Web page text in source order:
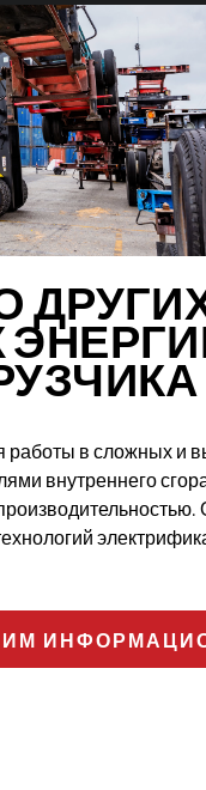
работы в сложных и
внутреннего